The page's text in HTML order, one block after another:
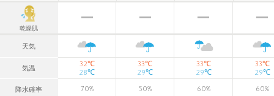
乾燥肌
天気
気温
32℃
28℃
33℃
29℃
33℃
29℃
33℃
29℃
降水確率 70% 50% 60% 60%